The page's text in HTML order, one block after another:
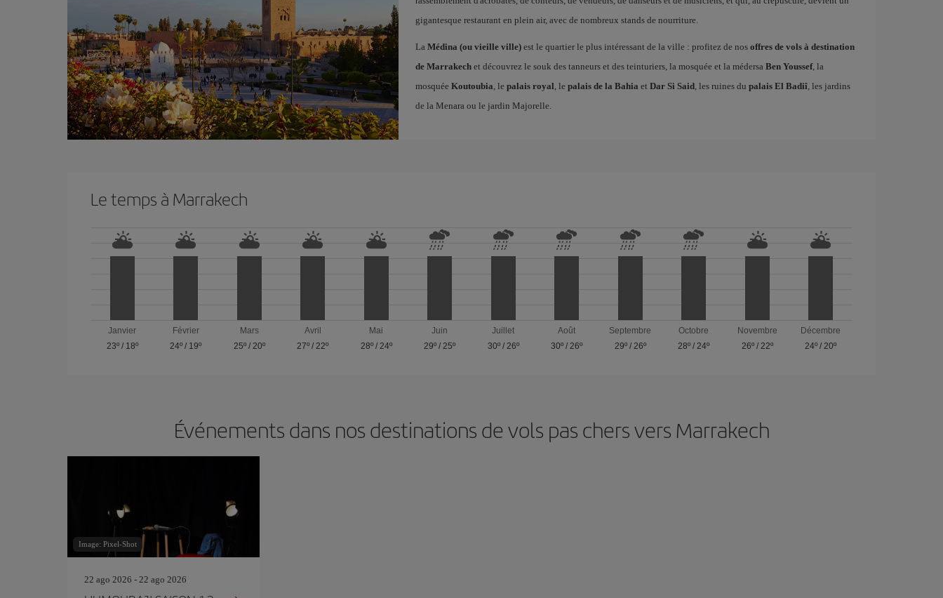
gigantesque restaurant en plein air, avec de nombreux stands de nourriture.
La Médina (ou vieille ville)est le quartier le plus intéressant de la ville : profitez de nos offres de vols à destination
de Marrakechet découvrez le souk des tanneurs et des teinturiers, la mosquée et la médersa Ben Youssef, la
mosquée Koutoubia, le palais royal, le palais de la Bahia et Dar Si Said, les ruines du palais El Badiî, les jardins
de la Menara ou le jardin Majorelle.
Le temps à Marrakech
Janvier
23º/ 18º
Février
24º / 19º
Mars
25º/ 20º
Avril
27º /22º
Mai
28º/ 24º
Juin
29º /25º
Juillet
30º/ 26º
Août
30º /26º
Septembre
29º/ 26º
Octobre
28º /24º
Novembre
26º/ 22º
Décembre
24º /20º
Événements dans nos destinations de vols pas chers vers Marrakech
Image: Pixel-Shot
22 ago 2026 - 22 ago 2026